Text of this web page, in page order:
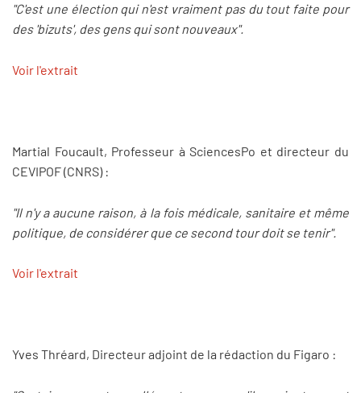
"C'est une élection qui n'est vraiment pas du tout faite pour
des 'bizuts', des gens qui sont nouveaux".
Voir l'extrait
Martial Foucault, Professeur à SciencesPo et directeur du
CEVIPOF (CNRS) :
"Il n'y a aucune raison, à la fois médicale, sanitaire et même
politique, de considérer que ce second tour doit se tenir".
Voir l'extrait
Yves Thréard, Directeur adjoint de la rédaction du Figaro :